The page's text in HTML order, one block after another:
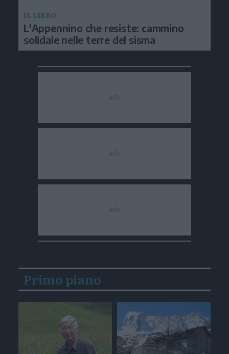
IL LIBRO
L'Appennino che resiste: cammino
solidale nelle terre del sisma
Primo piano